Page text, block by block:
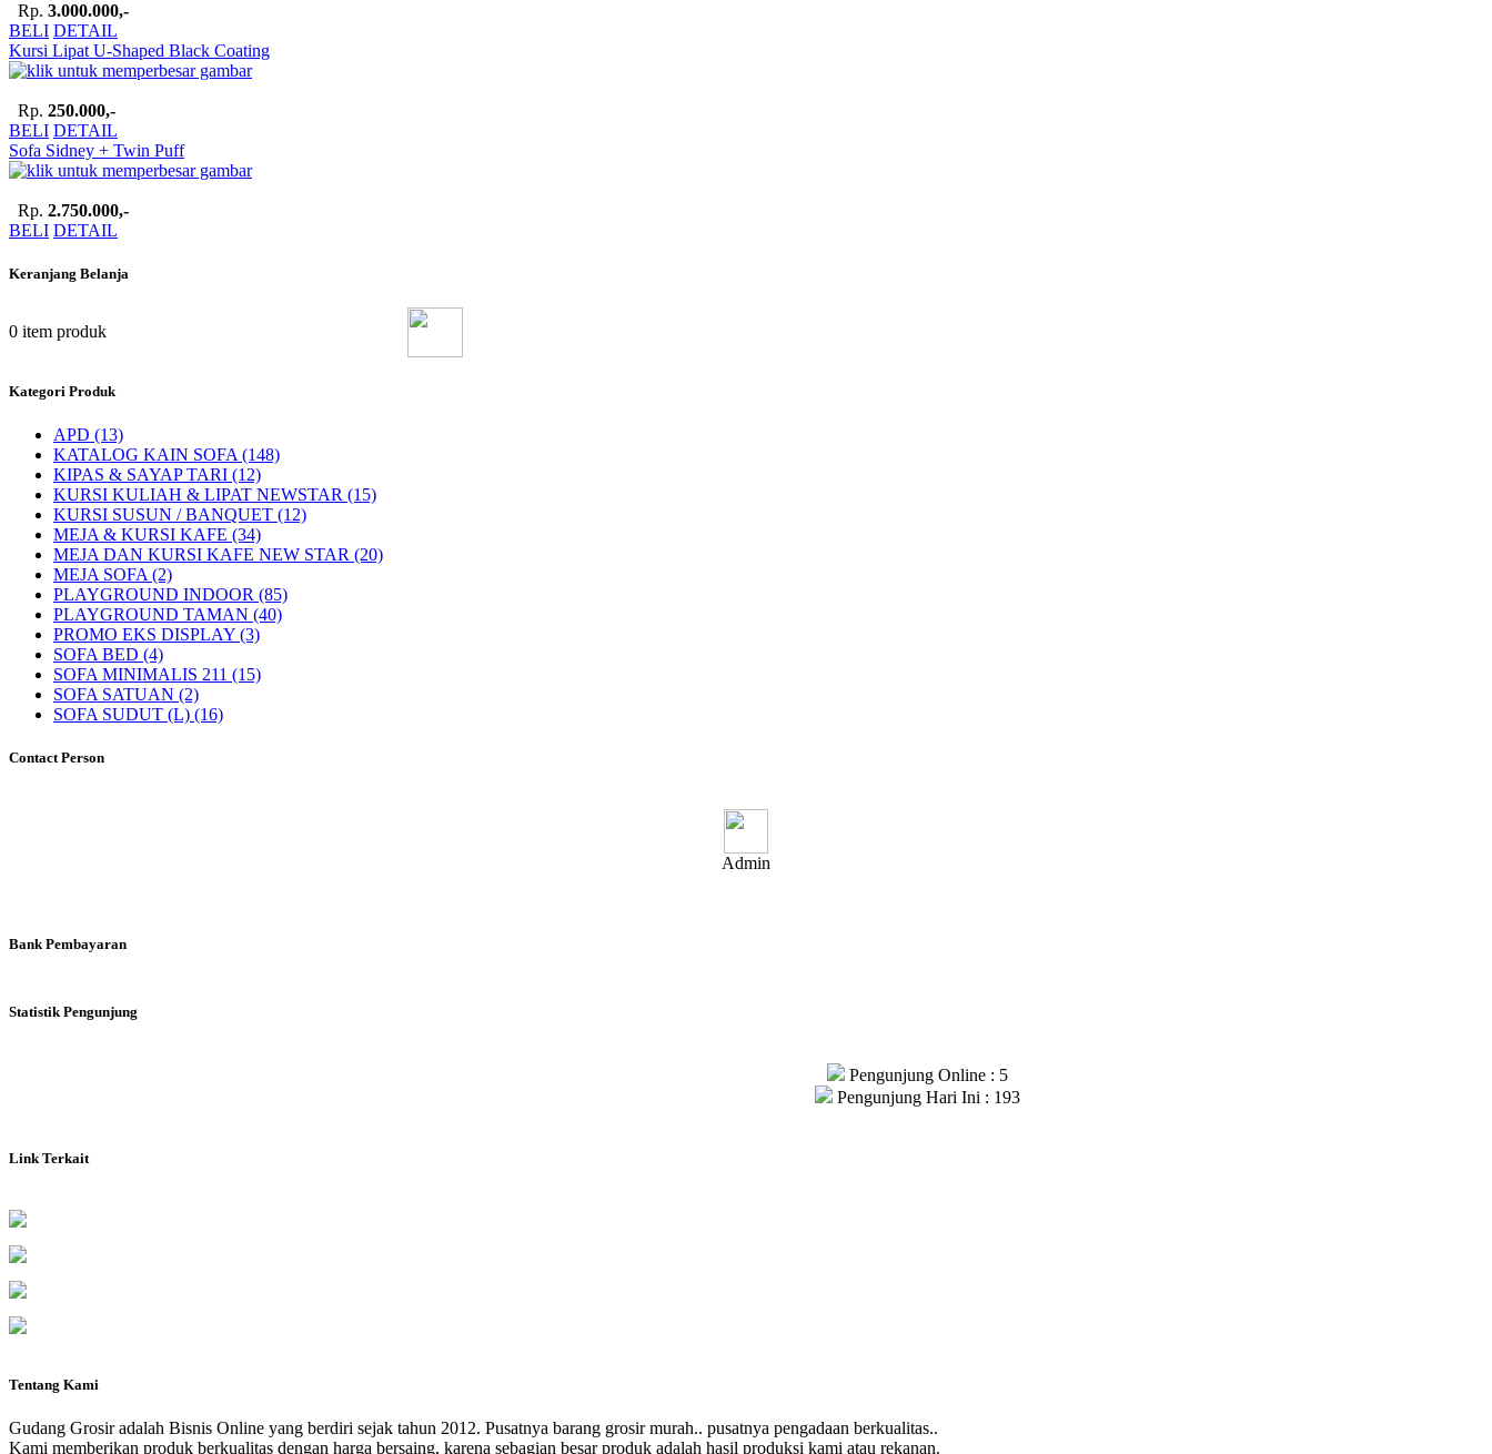
Rp. 3.000.000,-
BELI DETAIL
Kursi Lipat U-Shaped Black Coating
Rp. 250.000,-
BELI DETAIL
Sofa Sidney + Twin Puff
Rp. 2.750.000,-
BELI DETAIL
Keranjang Belanja
0 item produk
Kategori Produk
APD (13)
KATALOG KAIN SOFA (148)
KIPAS & SAYAP TARI (12)
KURSI KULIAH & LIPAT NEWSTAR (15)
KURSI SUSUN / BANQUET (12)
MEJA & KURSI KAFE (34)
MEJA DAN KURSI KAFE NEW STAR (20)
MEJA SOFA (2)
PLAYGROUND INDOOR (85)
PLAYGROUND TAMAN (40)
PROMO EKS DISPLAY (3)
SOFA BED (4)
SOFA MINIMALIS 211 (15)
SOFA SATUAN (2)
SOFA SUDUT (L) (16)
Contact Person
Admin
Bank Pembayaran
Statistik Pengunjung
Pengunjung Online : 5
Pengunjung Hari Ini : 193
Link Terkait
Tentang Kami
Gudang Grosir adalah Bisnis Online yang berdiri sejak tahun 2012. Pusatnya barang grosir murah.. pusatnya pengadaan berkualitas..
Kami memberikan produk berkualitas dengan harga bersaing, karena sebagian besar produk adalah hasil produksi kami atau rekanan.